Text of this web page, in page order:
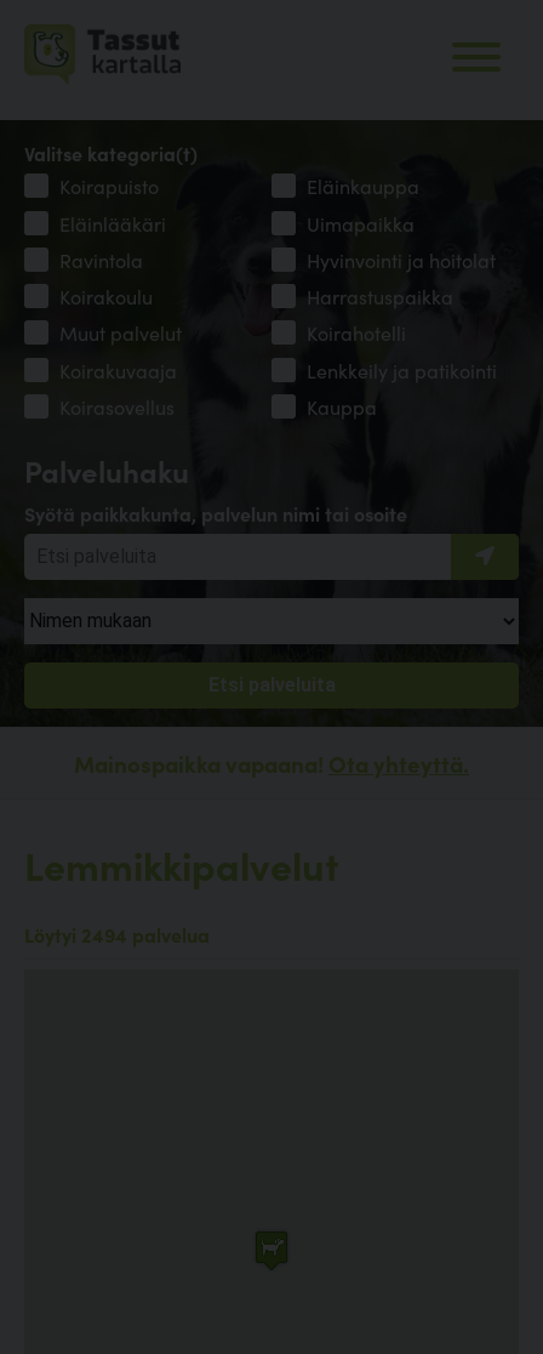
Palveluhaku
Syötä paikkakunta, palvelun nimi tai osoite
Valitse kategoria(t)
Koirapuisto
Eläinkauppa
Eläinlääkäri
Uimapaikka
Ravintola
Hyvinvointi ja hoitolat
Koirakoulu
Harrastuspaikka
Muut palvelut
Koirahotelli
Koirakuvaaja
Lenkkeily ja patikointi
Koirasovellus
Kauppa
Mainospaikka vapaana! Ota yhteyttä.
Lemmikkipalvelut
Löytyi 2494 palvelua